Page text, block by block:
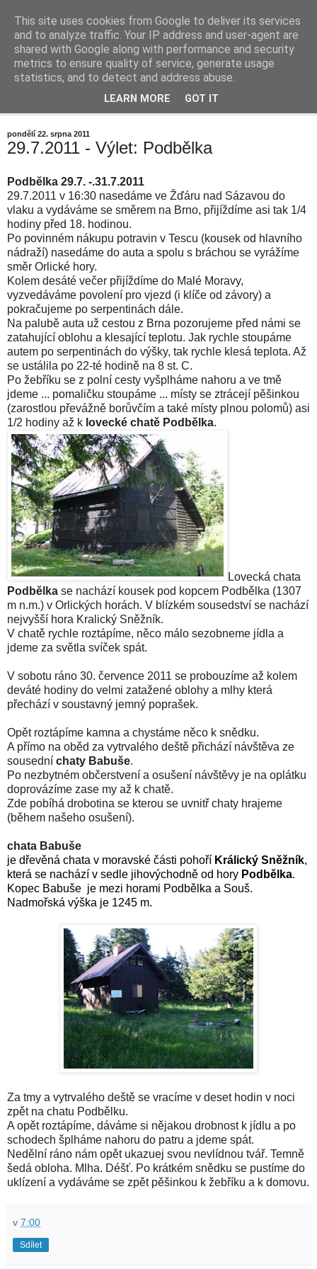
Cestičky blog
... okolo vesničky (aneb mrňavý Internetový deníček)
pondělí 22. srpna 2011
29.7.2011 - Výlet: Podbělka
Podbělka 29.7. -.31.7.2011
29.7.2011 v 16:30 nasedáme ve Žďáru nad Sázavou do
vlaku a vydáváme se směrem na Brno, přijíždíme asi tak 1/4
hodiny před 18. hodinou.
Po povinném nákupu potravin v Tescu (kousek od hlavního
nádraží) nasedáme do auta a spolu s bráchou se vyrážíme
směr Orlické hory.
Kolem desáté večer přijíždíme do Malé Moravy,
vyzvedáváme povolení pro vjezd (i klíče od závory) a
pokračujeme po serpentinách dále.
Na palubě auta už cestou z Brna pozorujeme před námi se
zatahující oblohu a klesající teplotu. Jak rychle stoupáme
autem po serpentinách do výšky, tak rychle klesá teplota. Až
se ustálila po 22-té hodině na 8 st. C.
Po žebříku se z polní cesty vyšplháme nahoru a ve tmě
jdeme ... pomaličku stoupáme ... místy se ztrácejí pěšinkou
(zarostlou převážně borůvčím a také místy plnou polomů) asi
1/2 hodiny až k lovecké chatě Podbělka.
Lovecká chata
Podbělka se nachází kousek pod kopcem Podbělka (1307
m n.m.) v Orlických horách. V blízkém sousedství se nachází
nejvyšší hora Kralický Sněžník.
V chatě rychle roztápíme, něco málo sezobneme jídla a
jdeme za světla svíček spát.
V sobotu ráno 30. července 2011 se probouzíme až kolem
deváté hodiny do velmi zatažené oblohy a mlhy která
přechází v soustavný jemný poprašek.
Opět roztápíme kamna a chystáme něco k snědku.
A přímo na oběd za vytrvalého deště přichází návštěva ze
sousední chaty Babuše.
Po nezbytném občerstvení a osušení návštěvy je na oplátku
doprovázíme zase my až k chatě.
Zde pobíhá drobotina se kterou se uvnitř chaty hrajeme
(během našeho osušení).
chata Babuše
je dřevěná chata v moravské části pohoří Králický Sněžník,
která se nachází v sedle jihovýchodně od hory Podbělka.
Kopec Babuše je mezi horami Podbělka a Souš.
Nadmořská výška je 1245 m.
Za tmy a vytrvalého deště se vracíme v deset hodin v noci
zpět na chatu Podbělku.
A opět roztápíme, dáváme si nějakou drobnost k jídlu a po
schodech šplháme nahoru do patru a jdeme spát.
Nedělní ráno nám opět ukazuej svou nevlídnou tvář. Temně
šedá obloha. Mlha. Déšť. Po krátkém snědku se pustíme do
uklízení a vydáváme se zpět pěšinkou k žebříku a k domovu.
v 7:00
Sdílet
This site uses cookies from Google to deliver its services
and to analyze traffic. Your IP address and user-agent are
shared with Google along with performance and security
metrics to ensure quality of service, generate usage
statistics, and to detect and address abuse.
LEARN MORE GOT IT